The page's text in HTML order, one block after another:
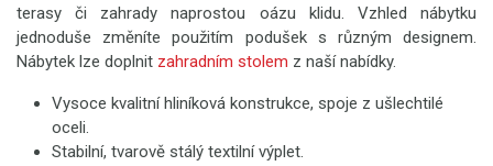
terasy či zahrady naprostou oázu klidu. Vzhled nábytku
jednoduše změníte použitím podušek s různým designem.
Nábytek lze doplnit zahradním stolem z naší nabídky.
Vysoce kvalitní hliníková konstrukce, spoje z ušlechtilé
oceli.
Stabilní, tvarově stálý textilní výplet.